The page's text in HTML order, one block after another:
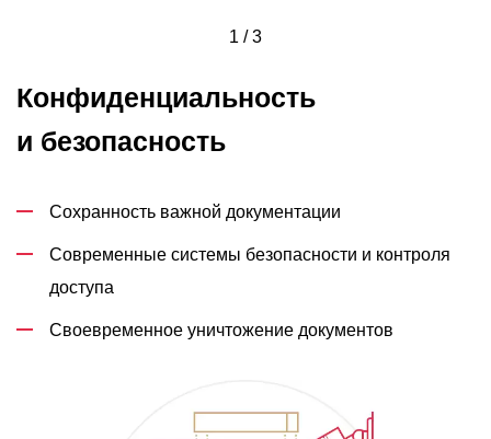
1 / 3
Конфиденциальность
и безопасность
Сохранность важной документации
Современные системы безопасности и контроля
доступа
Своевременное уничтожение документов